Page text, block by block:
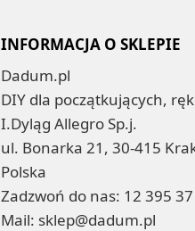
INFORMACJA O SKLEPIE
Dadum.pl
DIY dla początkujących,
I.Dyląg Allegro Sp.j.
ul. Bonarka 21, 30-415
Polska
Zadzwoń do nas: 12 395
Mail: sklep@dadum.pl